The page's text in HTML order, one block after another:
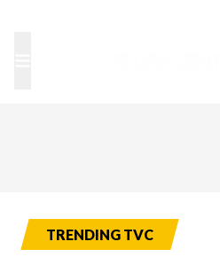
TRENDING TVC